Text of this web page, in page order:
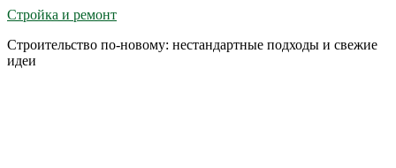
Стройка и ремонт
Строительство по-новому: нестандартные подходы и свежие
идеи